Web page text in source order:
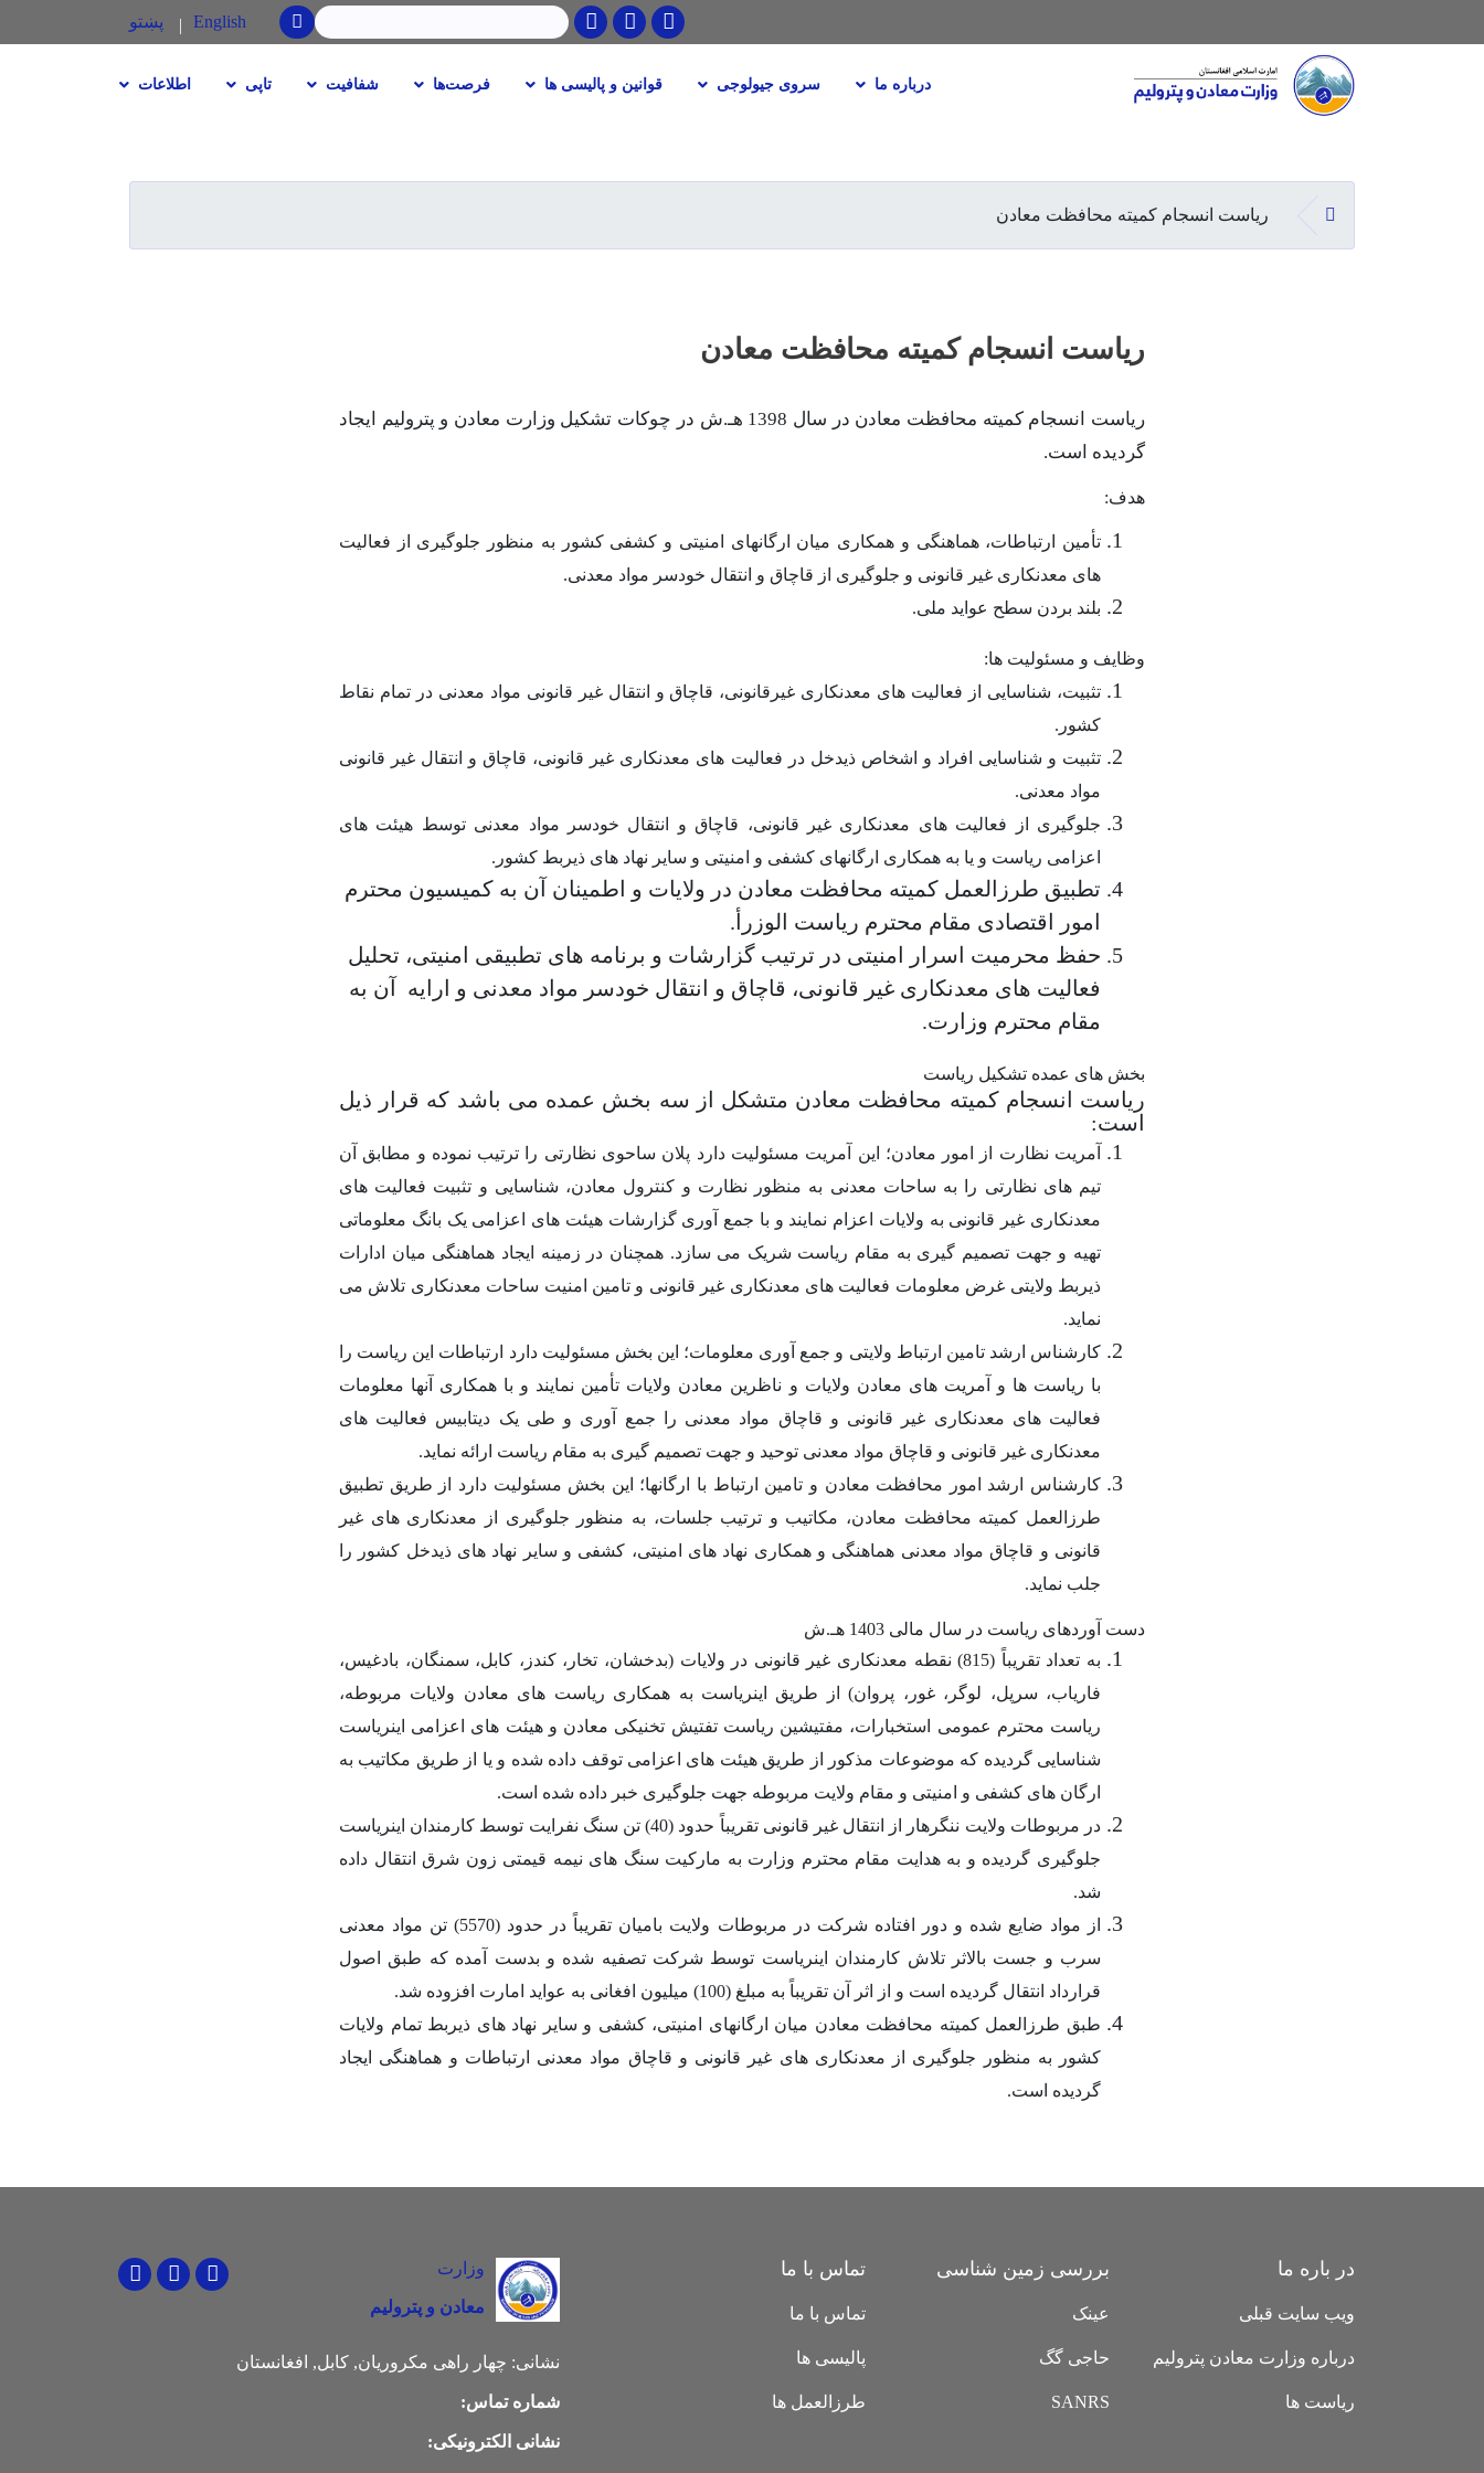
Youtube
Facebook
Twitter
جستجو SEARCH
English پښتو
Main navigation
درباره ما سروی جیولوجی قوانین و پالیسی ها فرصت‌ها شفافیت تاپی اطلاعات
صفحه اصلیریاست انسجام کمیته محافظت معادن
ریاست انسجام کمیته محافظت معادن
ریاست انسجام کمیته محافظت معادن در سال 1398 هـ.ش در چوکات تشکیل وزارت معادن و پترولیم ایجاد
گردیده است.
هدف:
تأمین ارتباطات، هماهنگی و همکاری میان ارگانهای امنیتی و کشفی کشور به منظور جلوگیری از فعالیت
های معدنکاری غیر قانونی و جلوگیری از قاچاق و انتقال خودسر مواد معدنی.
بلند بردن سطح عواید ملی.
وظایف و مسئولیت ها:
تثبیت، شناسایی از فعالیت های معدنکاری غیرقانونی، قاچاق و انتقال غیر قانونی مواد معدنی در تمام نقاط
کشور .
تثبیت و شناسایی افراد و اشخاص ذیدخل در فعالیت های معدنکاری غیر قانونی، قاچاق و انتقال غیر قانونی
مواد معدنی.
جلوگیری از فعالیت های معدنکاری غیر قانونی، قاچاق و انتقال خودسر مواد معدنی توسط هیئت های
اعزامی ریاست و یا به همکاری ارگانهای کشفی و امنیتی و سایر نهاد های ذیربط کشور .
تطبیق طرزالعمل کمیته محافظت معادن در ولایات و اطمینان آن به کمیسیون محترم
امور اقتصادی مقام محترم ریاست الوزرأ.
حفظ محرمیت اسرار امنیتی در ترتیب گزارشات و برنامه های تطبیقی امنیتی، تحلیل
فعالیت های معدنکاری غیر قانونی، قاچاق و انتقال خودسر مواد معدنی و ارایه آن به
مقام محترم وزارت.
بخش های عمده تشکیل ریاست
ریاست انسجام کمیته محافظت معادن متشکل از سه بخش عمده می باشد که قرار ذیل
است:
آمریت نظارت از امور معادن؛ این آمریت مسئولیت دارد پلان ساحوی نظارتی را ترتیب نموده و مطابق آن
تیم های نظارتی را به ساحات معدنی به منظور نظارت و کنترول معادن، شناسایی و تثبیت فعالیت های
معدنکاری غیر قانونی به ولایات اعزام نمایند و با جمع آوری گزارشات هیئت های اعزامی یک بانگ معلوماتی
تهیه و جهت تصمیم گیری به مقام ریاست شریک می سازد.همچنان در زمینه ایجاد هماهنگی میان ادارات
ذیربط ولایتی غرض معلومات فعالیت های معدنکاری غیر قانونی و تامین امنیت ساحات معدنکاری تلاش می
نماید.
کارشناس ارشد تامین ارتباط ولایتی و جمع آوری معلومات؛ این بخش مسئولیت دارد ارتباطات این ریاست را
با ریاست ها و آمریت های معادن ولایات و ناظرین معادن ولایات تأمین نمایند و با همکاری آنها معلومات
فعالیت های معدنکاری غیر قانونی و قاچاق مواد معدنی را جمع آوری و طی یک دیتابیس فعالیت های
معدنکاری غیر قانونی و قاچاق مواد معدنی توحید و جهت تصمیم گیری به مقام ریاست ارائه نماید.
کارشناس ارشد امور محافظت معادن و تامین ارتباط با ارگانها؛ این بخش مسئولیت دارد از طریق تطبیق
طرزالعمل کمیته محافظت معادن، مکاتیب و ترتیب جلسات، به منظور جلوگیری از معدنکاری های غیر
قانونی و قاچاق مواد معدنی هماهنگی و همکاری نهاد های امنیتی، کشفی و سایر نهاد های ذیدخل کشور را
جلب نماید.
دست آوردهای ریاست در سال مالی 1403 هـ.ش
به تعداد تقریباً (815) نقطه معدنکاری غیر قانونی در ولایات (بدخشان، تخار، کندز، کابل، سمنگان، بادغیس،
فاریاب، سرپل، لوگر، غور، پروان)
از طریق اینریاست به همکاری ریاست های معادن ولایات مربوطه،
ریاست محترم عمومی استخبارات، مفتیشین ریاست تفتیش تخنیکی معادن و هیئت های اعزامی اینریاست
شناسایی گردیده که موضوعات مذکور از طریق هیئت های اعزامی توقف داده شده و یا از طریق مکاتیب به
ارگان های کشفی و امنیتی و مقام ولایت مربوطه جهت جلوگیری خبر داده شده است.
در مربوطات ولایت ننگرهار از انتقال غیر قانونی تقریباً حدود (40)
تن سنگ نفرایت توسط کارمندان اینریاست
جلوگیری گردیده و به هدایت مقام محترم وزارت به مارکیت سنگ های نیمه قیمتی زون شرق انتقال داده
شد.
از مواد ضایع شده و دور افتاده شرکت در مربوطات ولایت بامیان تقریباً در حدود (5570) تن مواد معدنی
سرب و جست بالاثر تلاش کارمندان اینریاست توسط شرکت تصفیه شده و بدست آمده که طبق اصول
قرارداد انتقال گردیده است و از اثر آن تقریباً به مبلغ (100) میلیون افغانی به عواید امارت افزوده شد.
طبق طرزالعمل کمیته محافظت معادن میان ارگانهای امنیتی، کشفی و سایر نهاد های ذیربط تمام ولایات
کشور به منظور جلوگیری از معدنکاری های غیر قانونی و قاچاق مواد معدنی ارتباطات و هماهنگی ایجاد
گردیده است.
در باره ما
ویب سایت قبلی
درباره وزارت معادن پترولیم
ریاست ها
بررسی زمین شناسی
عینک
حاجی گگ
SANRS
تماس با ما
تماس با ما
پالیسی ها
طرزالعمل ها
وزارت
معادن و پترولیم
YoutubeFacebook
نشانی: چهار راهی مکروریان, کابل, افغانستان
شماره تماس:
نشانی الکترونیکی: